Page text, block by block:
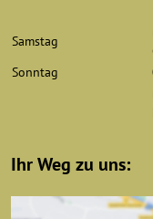
Samstag
Sonntag
Ihr Weg zu uns: